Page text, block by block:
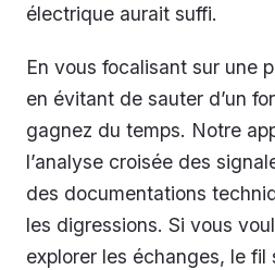
électrique aurait suffi.
En vous focalisant sur une
en évitant de sauter d’un
gagnez du temps. Notre
l’analyse croisée des
des documentations
les digressions. Si vous
explorer les échanges, le fil